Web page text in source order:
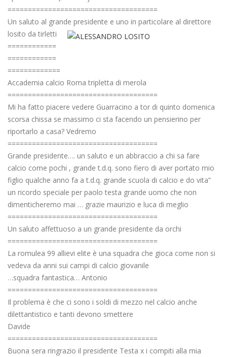
=====================================
Un saluto al grande presidente e uno in particolare al direttore
losito da tirletti
============
============
=============
Accademia calcio Roma tripletta di merola
=====================================
Mi ha fatto piacere vedere Guarracino a tor di quinto domenica
scorsa chissa se massimo ci sta facendo un pensierino per
riportarlo a casa? Vedremo
=====================================
Grande presidente…. un saluto e un abbraccio a chi sa fare
calcio come pochi , grande t.d.q. sono fiero di aver portato mio
figlio qualche anno fa a t.d.q. grande scuola di calcio e do vita”
un ricordo speciale per paolo testa grande uomo che non
dimenticheremo mai … grazie maurizio e luca di meglio
=====================================
Un saluto affettuoso a un grande presidente da orchi
=====================================
La romulea 99 allievi elite è una squadra che gioca come non si
vedeva da anni sui campi di calcio giovanile
…squadra fantastica… Antonio
=====================================
Il problema è che ci sono i soldi di mezzo nel calcio anche
dilettantistico e tanti devono smettere
Davide
=====================================
Buona sera ringrazio il presidente Testa x i compiti alla mia